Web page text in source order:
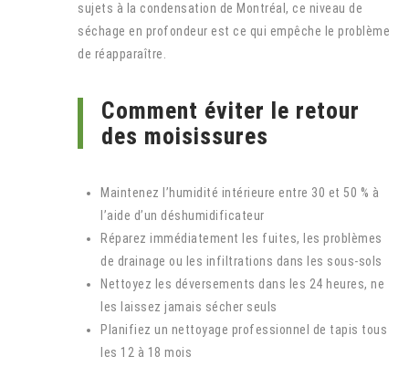
sujets à la condensation de Montréal, ce niveau de
séchage en profondeur est ce qui empêche le problème
de réapparaître.
Comment éviter le retour
des moisissures
Maintenez l’humidité intérieure entre 30 et 50 % à
l’aide d’un déshumidificateur
Réparez immédiatement les fuites, les problèmes
de drainage ou les infiltrations dans les sous-sols
Nettoyez les déversements dans les 24 heures, ne
les laissez jamais sécher seuls
Planifiez un nettoyage professionnel de tapis tous
les 12 à 18 mois